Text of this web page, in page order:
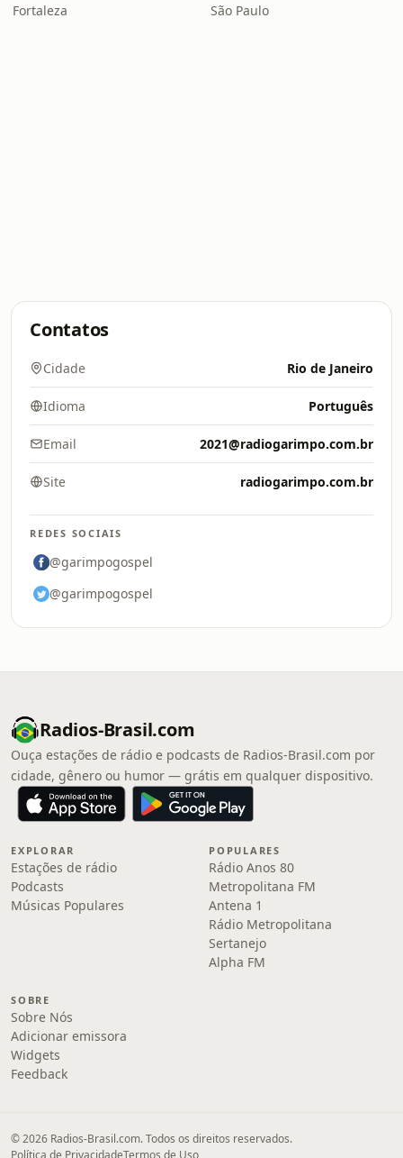
Fortaleza São Paulo
Contatos
Cidade Rio de Janeiro
Idioma Português
Email 2021@radiogarimpo.com.br
Site radiogarimpo.com.br
REDES SOCIAIS
@garimpogospel
@garimpogospel
Radios-Brasil.com
Ouça estações de rádio e podcasts de Radios-Brasil.com por
cidade, gênero ou humor — grátis em qualquer dispositivo.
EXPLORAR
Estações de rádio
Podcasts
Músicas Populares
POPULARES
Rádio Anos 80
Metropolitana FM
Antena 1
Rádio Metropolitana
Sertanejo
Alpha FM
SOBRE
Sobre Nós
Adicionar emissora
Widgets
Feedback
© 2026 Radios-Brasil.com. Todos os direitos reservados.
Política de PrivacidadeTermos de Uso